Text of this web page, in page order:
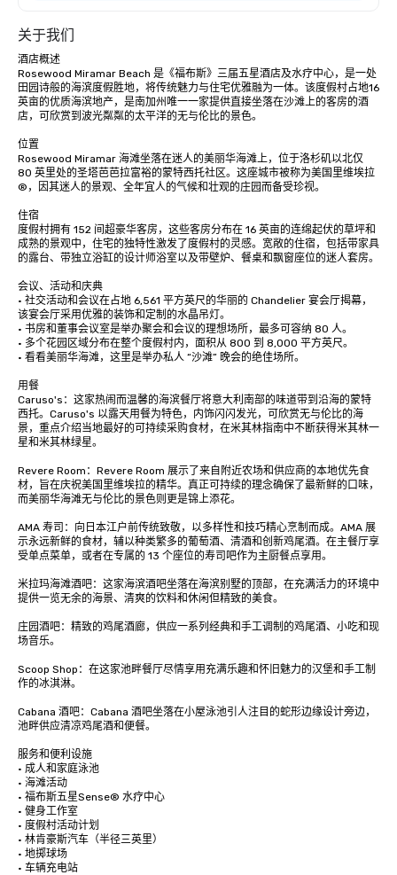
关于我们
酒店概述
Rosewood Miramar Beach 是《福布斯》三届五星酒店及水疗中心，是一处
田园诗般的海滨度假胜地，将传统魅力与住宅优雅融为一体。该度假村占地16
英亩的优质海滨地产，是南加州唯一一家提供直接坐落在沙滩上的客房的酒
店，可欣赏到波光粼粼的太平洋的无与伦比的景色。
位置
Rosewood Miramar 海滩坐落在迷人的美丽华海滩上，位于洛杉矶以北仅
80 英里处的圣塔芭芭拉富裕的蒙特西托社区。这座城市被称为美国里维埃拉
®，因其迷人的景观、全年宜人的气候和壮观的庄园而备受珍视。
住宿
度假村拥有 152 间超豪华客房，这些客房分布在 16 英亩的连绵起伏的草坪和
成熟的景观中，住宅的独特性激发了度假村的灵感。宽敞的住宿，包括带家具
的露台、带独立浴缸的设计师浴室以及带壁炉、餐桌和飘窗座位的迷人套房。
会议、活动和庆典
· 社交活动和会议在占地 6,561 平方英尺的华丽的 Chandelier 宴会厅揭幕，
该宴会厅采用优雅的装饰和定制的水晶吊灯。
· 书房和董事会议室是举办聚会和会议的理想场所，最多可容纳 80 人。
· 多个花园区域分布在整个度假村内，面积从 800 到 8,000 平方英尺。
· 看看美丽华海滩，这里是举办私人 “沙滩” 晚会的绝佳场所。
用餐
Caruso's：这家热闹而温馨的海滨餐厅将意大利南部的味道带到沿海的蒙特
西托。Caruso's 以露天用餐为特色，内饰闪闪发光，可欣赏无与伦比的海
景，重点介绍当地最好的可持续采购食材，在米其林指南中不断获得米其林一
星和米其林绿星。
Revere Room：Revere Room 展示了来自附近农场和供应商的本地优先食
材，旨在庆祝美国里维埃拉的精华。真正可持续的理念确保了最新鲜的口味，
而美丽华海滩无与伦比的景色则更是锦上添花。
AMA 寿司：向日本江户前传统致敬，以多样性和技巧精心烹制而成。AMA 展
示永远新鲜的食材，辅以种类繁多的葡萄酒、清酒和创新鸡尾酒。在主餐厅享
受单点菜单，或者在专属的 13 个座位的寿司吧作为主厨餐点享用。
米拉玛海滩酒吧：这家海滨酒吧坐落在海滨别墅的顶部，在充满活力的环境中
提供一览无余的海景、清爽的饮料和休闲但精致的美食。
庄园酒吧：精致的鸡尾酒廊，供应一系列经典和手工调制的鸡尾酒、小吃和现
场音乐。
Scoop Shop：在这家池畔餐厅尽情享用充满乐趣和怀旧魅力的汉堡和手工制
作的冰淇淋。
Cabana 酒吧：Cabana 酒吧坐落在小屋泳池引人注目的蛇形边缘设计旁边，
池畔供应清凉鸡尾酒和便餐。
服务和便利设施
· 成人和家庭泳池
· 海滩活动
· 福布斯五星Sense® 水疗中心
· 健身工作室
· 度假村活动计划
· 林肯豪斯汽车（半径三英里）
· 地掷球场
· 车辆充电站